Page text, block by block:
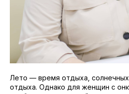
Лето — время отдыха, солнечных
отдыха. Однако для женщин с